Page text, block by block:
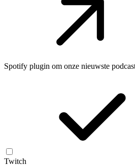
Spotify plugin om onze nieuwste
Twitch